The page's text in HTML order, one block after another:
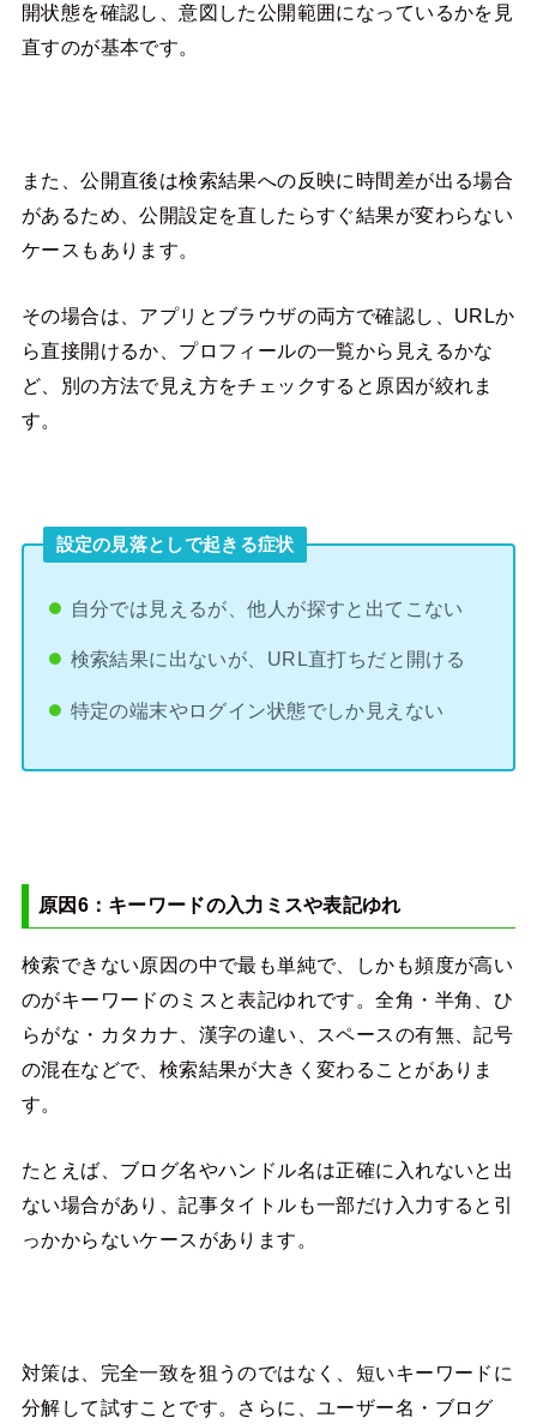
開状態を確認し、意図した公開範囲になっているかを見
直すのが基本です。
また、公開直後は検索結果への反映に時間差が出る場合
があるため、公開設定を直したらすぐ結果が変わらない
ケースもあります。
その場合は、アプリとブラウザの両方で確認し、URLか
ら直接開けるか、プロフィールの一覧から見えるかな
ど、別の方法で見え方をチェックすると原因が絞れま
す。
設定の見落としで起きる症状
自分では見えるが、他人が探すと出てこない
検索結果に出ないが、URL直打ちだと開ける
特定の端末やログイン状態でしか見えない
原因6：キーワードの入力ミスや表記ゆれ
検索できない原因の中で最も単純で、しかも頻度が高い
のがキーワードのミスと表記ゆれです。全角・半角、ひ
らがな・カタカナ、漢字の違い、スペースの有無、記号
の混在などで、検索結果が大きく変わることがありま
す。
たとえば、ブログ名やハンドル名は正確に入れないと出
ない場合があり、記事タイトルも一部だけ入力すると引
っかからないケースがあります。
対策は、完全一致を狙うのではなく、短いキーワードに
分解して試すことです。さらに、ユーザー名・ブログ